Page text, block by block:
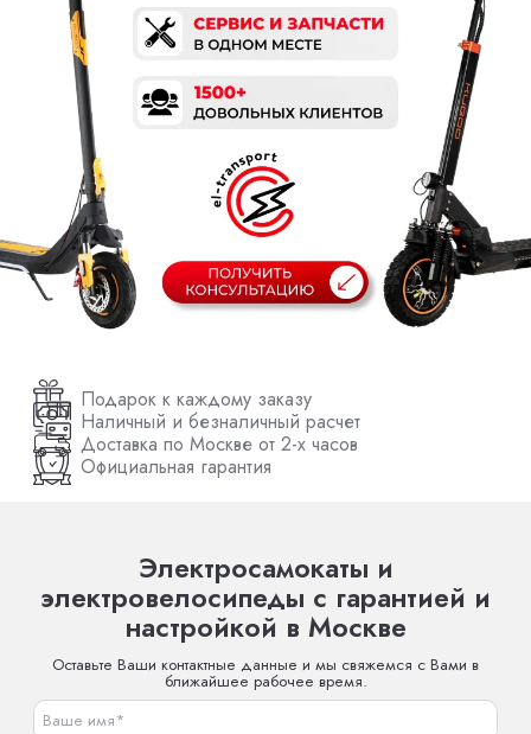
Подарок к каждому заказу
Наличный и безналичный расчет
Доставка по Москве от 2-х часов
Официальная гарантия
Электросамокаты и
электровелосипеды с гарантией и
настройкой в Москве
Оставьте Ваши контактные данные и мы свяжемся с Вами в
ближайшее рабочее время.